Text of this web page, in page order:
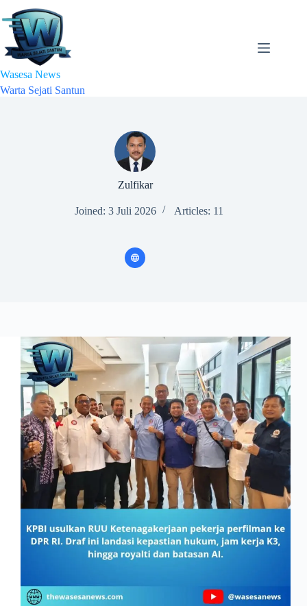
to
content
Wasesa News
Warta Sejati Santun
Zulfikar
Joined: 3 Juli 2026 Articles: 11